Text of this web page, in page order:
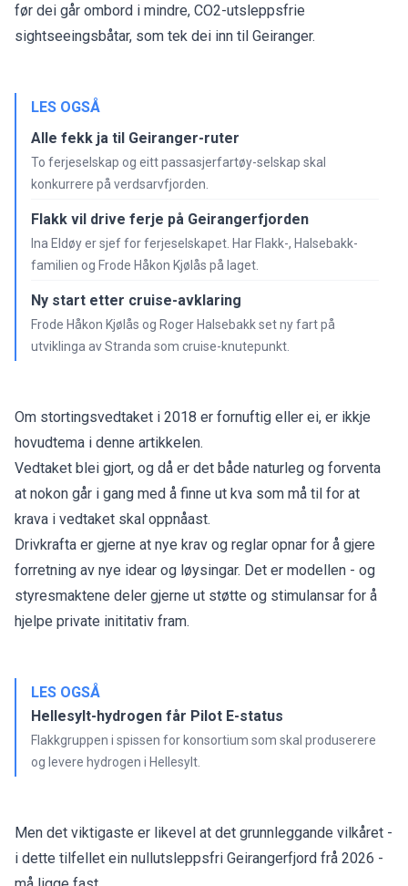
før dei går ombord i mindre, CO2-utsleppsfrie
sightseeingsbåtar, som tek dei inn til Geiranger.
LES OGSÅ
Alle fekk ja til Geiranger-ruter
To ferjeselskap og eitt passasjerfartøy-selskap skal
konkurrere på verdsarvfjorden.
Flakk vil drive ferje på Geirangerfjorden
Ina Eldøy er sjef for ferjeselskapet. Har Flakk-, Halsebakk-
familien og Frode Håkon Kjølås på laget.
Ny start etter cruise-avklaring
Frode Håkon Kjølås og Roger Halsebakk set ny fart på
utviklinga av Stranda som cruise-knutepunkt.
Om stortingsvedtaket i 2018 er fornuftig eller ei, er ikkje
hovudtema i denne artikkelen.
Vedtaket blei gjort, og då er det både naturleg og forventa
at nokon går i gang med å finne ut kva som må til for at
krava i vedtaket skal oppnåast.
Drivkrafta er gjerne at nye krav og reglar opnar for å gjere
forretning av nye idear og løysingar. Det er modellen - og
styresmaktene deler gjerne ut støtte og stimulansar for å
hjelpe private inititativ fram.
LES OGSÅ
Hellesylt-hydrogen får Pilot E-status
Flakkgruppen i spissen for konsortium som skal produserere
og levere hydrogen i Hellesylt.
Men det viktigaste er likevel at det grunnleggande vilkåret -
i dette tilfellet ein nullutsleppsfri Geirangerfjord frå 2026 -